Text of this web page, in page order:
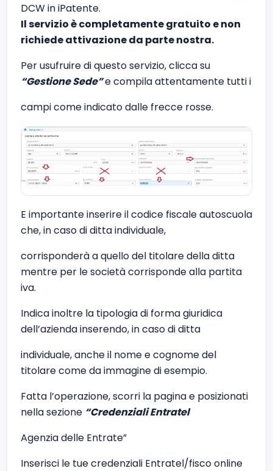
DCW in iPatente.
Il servizio è completamente gratuito e non
richiede attivazione da parte nostra.
Per usufruire di questo servizio, clicca su
“Gestione Sede”e compila attentamente tutti i
campi come indicato dalle frecce rosse.
E importante inserire il codice fiscale autoscuola
che, in caso di ditta individuale,
corrisponderà a quello del titolare della ditta
mentre per le società corrisponde alla partita
iva.
Indica inoltre la tipologia di forma giuridica
dell’azienda inserendo, in caso di ditta
individuale, anche il nome e cognome del
titolare come da immagine di esempio.
Fatta l’operazione, scorri la pagina e posizionati
nella sezione “Credenziali Entratel
Agenzia delle Entrate”
Inserisci le tue credenziali Entratel/fisco online